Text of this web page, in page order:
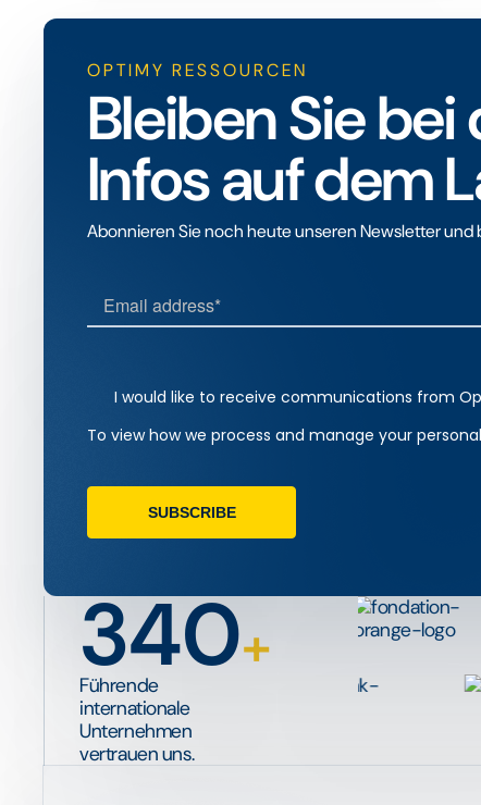
OPTIMY RESSOURCEN
Bleiben Sie
Infos auf dem
Abonnieren Sie noch heute unseren Newsletter
340+
Führende
internationale
Unternehmen
vertrauen uns.